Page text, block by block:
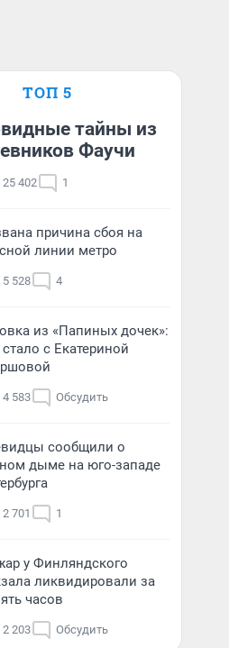
ТОП 5
тайны из
Фаучи
25 402 1
причина сбоя на
линии метро
5 528 4
из «Папиных дочек»:
стало с Екатериной
4 583 Обсудить
сообщили о
дыме на юго-западе
2 701 1
у Финляндского
ликвидировали за
часов
2 203 Обсудить